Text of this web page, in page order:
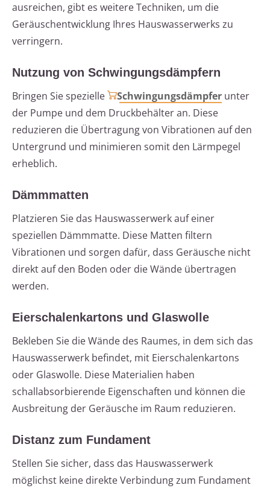
ausreichen, gibt es weitere Techniken, um die
Geräuschentwicklung Ihres Hauswasserwerks zu
verringern.
Nutzung von Schwingungsdämpfern
Bringen Sie spezielle
Schwingungsdämpfer unter
der Pumpe und dem Druckbehälter an. Diese
reduzieren die Übertragung von Vibrationen auf den
Untergrund und minimieren somit den Lärmpegel
erheblich.
Dämmmatten
Platzieren Sie das Hauswasserwerk auf einer
speziellen Dämmmatte. Diese Matten filtern
Vibrationen und sorgen dafür, dass Geräusche nicht
direkt auf den Boden oder die Wände übertragen
werden.
Eierschalenkartons und Glaswolle
Bekleben Sie die Wände des Raumes, in dem sich das
Hauswasserwerk befindet, mit Eierschalenkartons
oder Glaswolle. Diese Materialien haben
schallabsorbierende Eigenschaften und können die
Ausbreitung der Geräusche im Raum reduzieren.
Distanz zum Fundament
Stellen Sie sicher, dass das Hauswasserwerk
möglichst keine direkte Verbindung zum Fundament